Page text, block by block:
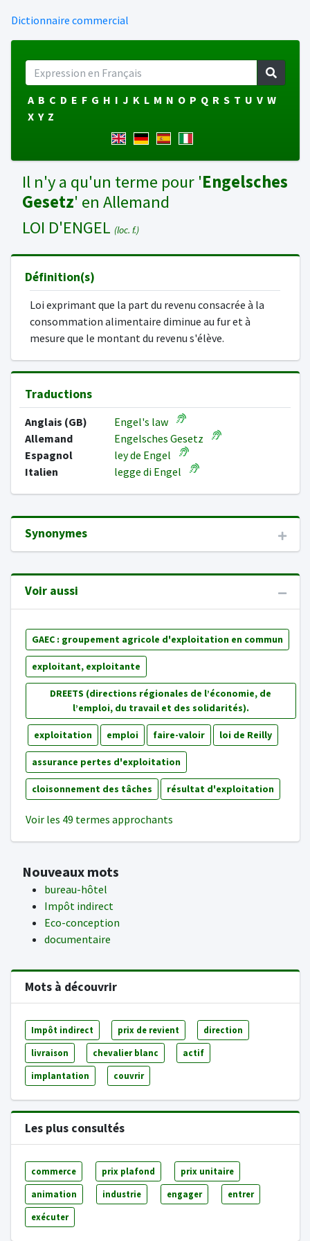
Dictionnaire commercial
A B C D E F G H I J K L M N O P Q R S T U V W
X Y Z
Il n'y a qu'un terme pour 'Engelsches
Gesetz' en Allemand
LOI D'ENGEL (loc. f.)
Définition(s)
Loi exprimant que la part du revenu consacrée à la
consommation alimentaire diminue au fur et à
mesure que le montant du revenu s'élève.
Traductions
Anglais (GB)
Engel's law
Allemand
Engelsches Gesetz
Espagnol
ley de Engel
Italien
legge di Engel
Synonymes
Voir aussi
GAEC : groupement agricole d'exploitation en commun
exploitant, exploitante
DREETS (directions régionales de l’économie, de
l’emploi, du travail et des solidarités).
exploitation emploi faire-valoir loi de Reilly
assurance pertes d'exploitation
cloisonnement des tâches résultat d'exploitation
Voir les 49 termes approchants
Nouveaux mots
bureau-hôtel
Impôt indirect
Eco-conception
documentaire
Mots à découvrir
Impôt indirect prix de revient direction
livraison chevalier blanc actif
implantation couvrir
Les plus consultés
commerce prix plafond prix unitaire
animation industrie engager entrer
exécuter